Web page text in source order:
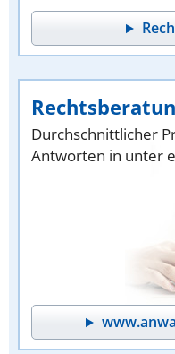
Durchschnittlicher
Antworten in unter